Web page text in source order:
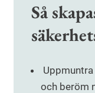
Så
och beröm